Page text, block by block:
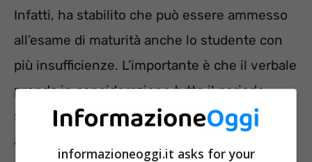
Infatti, ha stabilito che può essere ammesso
all’esame di maturità anche lo studente con
più insufficienze. L’importante è che il verbale
prenda in considerazione tutto il periodo
scolastico e formativo e non solo l’ultimo
anno.
informazioneoggi.it asks for your